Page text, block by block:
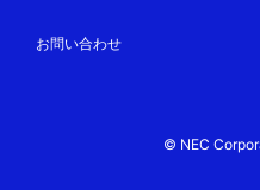
お問い合わせ
© NEC